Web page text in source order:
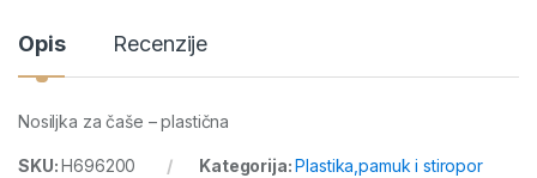
Opis Recenzije
Nosiljka za čaše – plastična
SKU:H696200 Kategorija:Plastika,pamuk i stiropor